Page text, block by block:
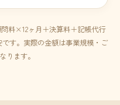
料×12ヶ月＋決算料＋記帳代行
す。実際の金額は事業規模・ご
ります。